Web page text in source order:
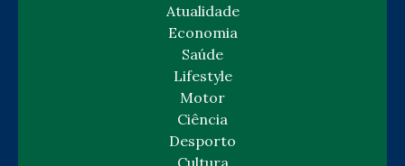
Atualidade
Economia
Saúde
Lifestyle
Motor
Ciência
Desporto
Cultura